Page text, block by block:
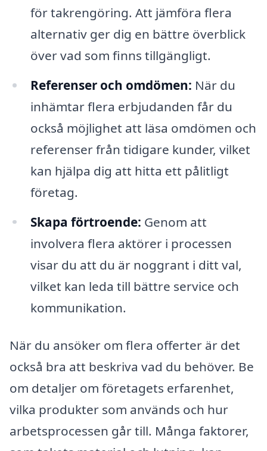
för takrengöring. Att jämföra flera
alternativ ger dig en bättre överblick
över vad som finns tillgängligt.
Referenser och omdömen: När du
inhämtar flera erbjudanden får du
också möjlighet att läsa omdömen och
referenser från tidigare kunder, vilket
kan hjälpa dig att hitta ett pålitligt
företag.
Skapa förtroende: Genom att
involvera flera aktörer i processen
visar du att du är noggrant i ditt val,
vilket kan leda till bättre service och
kommunikation.
När du ansöker om flera offerter är det
också bra att beskriva vad du behöver. Be
om detaljer om företagets erfarenhet,
vilka produkter som används och hur
arbetsprocessen går till. Många faktorer,